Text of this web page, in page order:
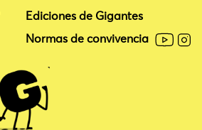
Ediciones de Gigantes
Normas de convivencia